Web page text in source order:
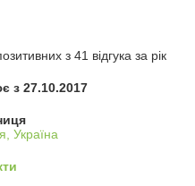
з 41 відгука за рік
з 27.10.2017
Україна